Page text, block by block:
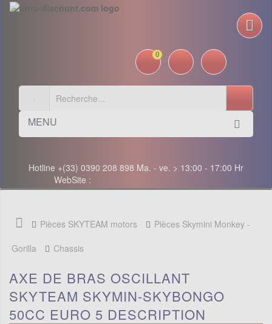
0
MENU
Hotline +(33) 0390 208 898 Ma. - ve. > 13:00 - 17:00 Hr
WebSite :
Pièces SKYTEAM motors
Pièces Skymini Monkey -
Gorilla
Chassis
AXE DE BRAS OSCILLANT
SKYTEAM SKYMIN-SKYBONGO
50CC EURO 5 DESCRIPTION